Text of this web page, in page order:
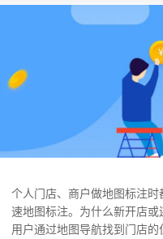
个人门店、商户做地图标注时
速地图标注。为什么新开店
用户通过地图导航找到门店